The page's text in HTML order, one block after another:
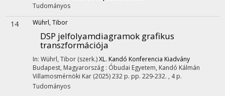
Tudományos
14 Wührl, Tibor
DSP jelfolyamdiagramok grafikus
transzformációja
In: Wührl, Tibor (szerk.)XL. Kandó Konferencia Kiadvány
Budapest, Magyarország : Óbudai Egyetem, Kandó Kálmán
Villamosmérnöki Kar (2025)232 p. pp. 229-232. , 4 p.
Tudományos